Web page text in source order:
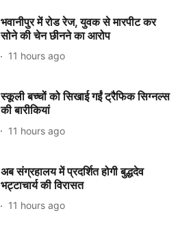
भवानीपुर में रोड रेज, युवक से मारपीट कर
सोने की चेन छीनने का आरोप
11 hours ago
स्कूली बच्चों को सिखाई गईं ट्रैफिक सिग्नल्स
की बारीकियां
11 hours ago
अब संग्रहालय में प्रदर्शित होगी बुद्धदेव
भट्टाचार्य की विरासत
11 hours ago